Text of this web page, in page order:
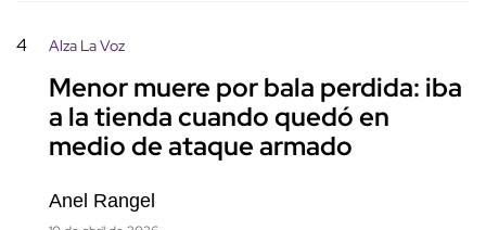
4 Alza La Voz
Menor muere por bala perdida: iba
a la tienda cuando quedó en
medio de ataque armado
Anel Rangel